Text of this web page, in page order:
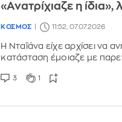
«Ανατρίχιαζε η
ΚΟΣΜΟΣ 11:52, 07.07.2026
Η Νταϊάνα είχε αρχίσει να
κατάσταση έμοιαζε με
3 1